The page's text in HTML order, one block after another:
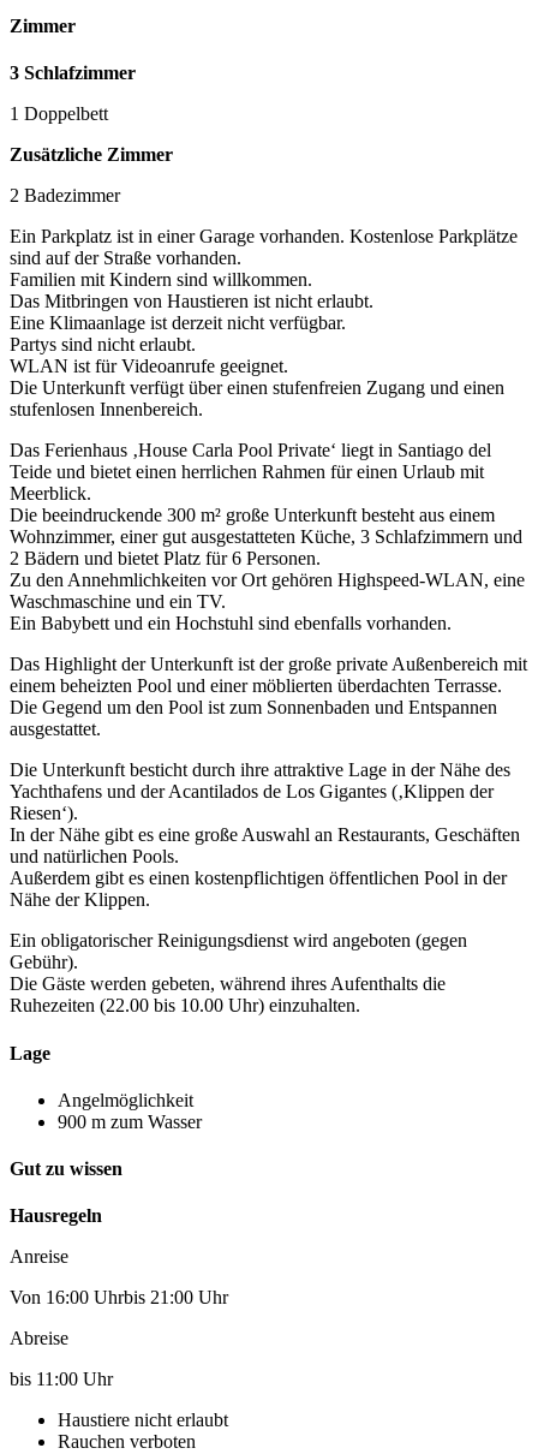
Zimmer
3 Schlafzimmer
1 Doppelbett
Zusätzliche Zimmer
2 Badezimmer
Ein Parkplatz ist in einer Garage vorhanden. Kostenlose Parkplätze
sind auf der Straße vorhanden.
Familien mit Kindern sind willkommen.
Das Mitbringen von Haustieren ist nicht erlaubt.
Eine Klimaanlage ist derzeit nicht verfügbar.
Partys sind nicht erlaubt.
WLAN ist für Videoanrufe geeignet.
Die Unterkunft verfügt über einen stufenfreien Zugang und einen
stufenlosen Innenbereich.
Das Ferienhaus ‚House Carla Pool Private‘ liegt in Santiago del
Teide und bietet einen herrlichen Rahmen für einen Urlaub mit
Meerblick.
Die beeindruckende 300 m² große Unterkunft besteht aus einem
Wohnzimmer, einer gut ausgestatteten Küche, 3 Schlafzimmern und
2 Bädern und bietet Platz für 6 Personen.
Zu den Annehmlichkeiten vor Ort gehören Highspeed-WLAN, eine
Waschmaschine und ein TV.
Ein Babybett und ein Hochstuhl sind ebenfalls vorhanden.
Das Highlight der Unterkunft ist der große private Außenbereich mit
einem beheizten Pool und einer möblierten überdachten Terrasse.
Die Gegend um den Pool ist zum Sonnenbaden und Entspannen
ausgestattet.
Die Unterkunft besticht durch ihre attraktive Lage in der Nähe des
Yachthafens und der Acantilados de Los Gigantes (‚Klippen der
Riesen‘).
In der Nähe gibt es eine große Auswahl an Restaurants, Geschäften
und natürlichen Pools.
Außerdem gibt es einen kostenpflichtigen öffentlichen Pool in der
Nähe der Klippen.
Ein obligatorischer Reinigungsdienst wird angeboten (gegen
Gebühr).
Die Gäste werden gebeten, während ihres Aufenthalts die
Ruhezeiten (22.00 bis 10.00 Uhr) einzuhalten.
Lage
Angelmöglichkeit
900 m zum Wasser
Gut zu wissen
Hausregeln
Anreise
Von 16:00 Uhrbis 21:00 Uhr
Abreise
bis 11:00 Uhr
Haustiere nicht erlaubt
Rauchen verboten